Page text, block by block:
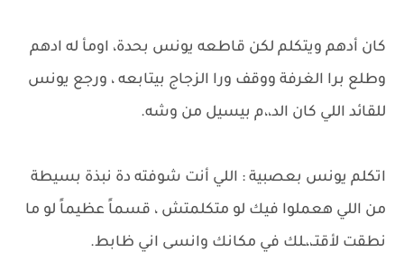
كان أدهم ويتكلم لكن قاطعه يونس بحدة، اومأ له ادهم
وطلع برا الغرفة ووقف ورا الزجاج بيتابعه ، ورجع يونس
للقائد اللي كان الد،،م بيسيل من وشه.
اتكلم يونس بعصبية : اللي أنت شوفته دة نبذة بسيطة
من اللي هعملوا فيك لو متكلمتش ، قسماً عظيماً لو ما
نطقت لأقتـ،،ـلك في مكانك وانسى اني ظابط.